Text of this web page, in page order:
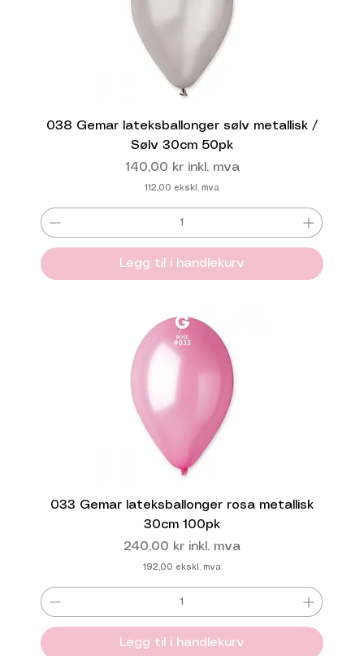
038 Gemar lateksballonger sølv metallisk /
Sølv 30cm 50pk
Pris
140,00 kr inkl. mva
112,00 ekskl. mva
Legg til i handlekurv
033 Gemar lateksballonger rosa metallisk
30cm 100pk
Pris
240,00 kr inkl. mva
192,00 ekskl. mva
Legg til i handlekurv